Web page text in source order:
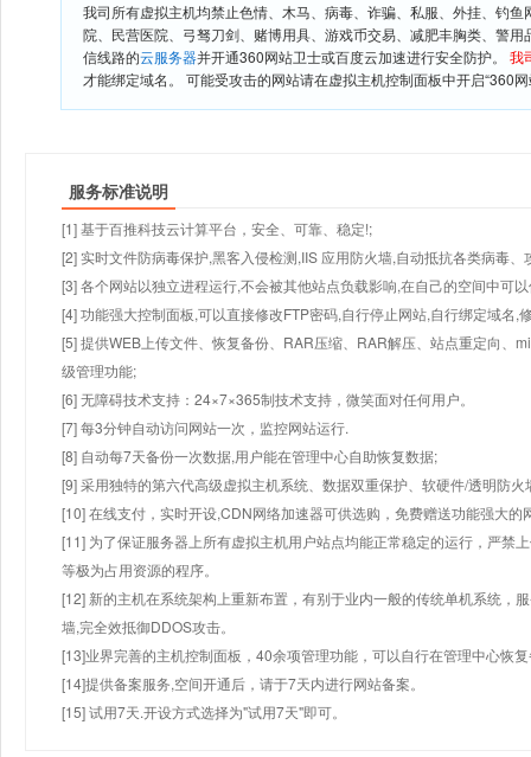
我司所有虚拟主机均禁止色情、木马、病毒、诈骗、私服、外挂、钓
院、民营医院、弓驽刀剑、赌博用具、游戏币交易、减肥丰胸类、警
信线路的云服务器并开通360网站卫士或百度云加速进行安全防护。 我
才能绑定域名。 可能受攻击的网站请在虚拟主机控制面板中开启“360
服务标准说明
[1] 基于百推科技云计算平台，安全、可靠、稳定!;
[2] 实时文件防病毒保护,黑客入侵检测,IIS 应用防火墙,自动抵抗各类病毒、
[3] 各个网站以独立进程运行,不会被其他站点负载影响,在自己的空间中可
[4] 功能强大控制面板,可以直接修改FTP密码,自行停止网站,自行绑定域名,
[5] 提供WEB上传文件、恢复备份、RAR压缩、RAR解压、站点重定向、
级管理功能;
[6] 无障碍技术支持：24×7×365制技术支持，微笑面对任何用户。
[7] 每3分钟自动访问网站一次，监控网站运行.
[8] 自动每7天备份一次数据,用户能在管理中心自助恢复数据;
[9] 采用独特的第六代高级虚拟主机系统、数据双重保护、软硬件/透明防火
[10] 在线支付，实时开设,CDN网络加速器可供选购，免费赠送功能强大
[11] 为了保证服务器上所有虚拟主机用户站点均能正常稳定的运行，严禁
等极为占用资源的程序。
[12] 新的主机在系统架构上重新布置，有别于业内一般的传统单机系统，
墙,完全效抵御DDOS攻击。
[13]业界完善的主机控制面板，40余项管理功能，可以自行在管理中心恢
[14]提供备案服务,空间开通后，请于7天内进行网站备案。
[15] 试用7天.开设方式选择为"试用7天"即可。